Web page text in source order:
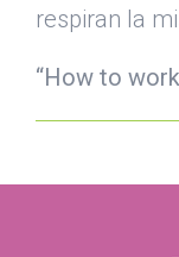
respiran la
“How to